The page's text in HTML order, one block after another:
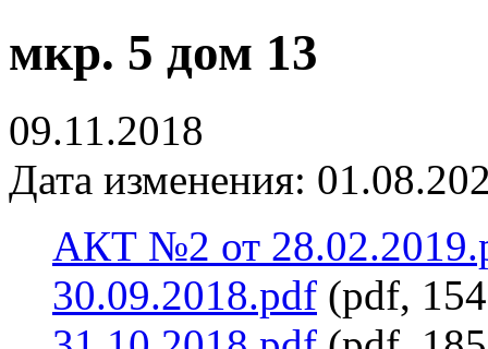
мкр. 5 дом 13
09.11.2018
Дата изменения:
АКТ №2 от
30.09.2018.pdf (pdf,